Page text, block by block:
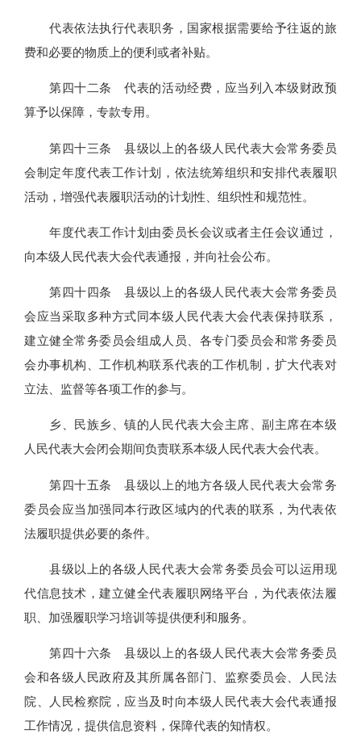
代表依法执行代表职务，国家根据需要给予往返的旅
费和必要的物质上的便利或者补贴。
第四十二条 代表的活动经费，应当列入本级财政预
算予以保障，专款专用。
第四十三条 县级以上的各级人民代表大会常务委员
会制定年度代表工作计划，依法统筹组织和安排代表履职
活动，增强代表履职活动的计划性、组织性和规范性。
年度代表工作计划由委员长会议或者主任会议通过，
向本级人民代表大会代表通报，并向社会公布。
第四十四条 县级以上的各级人民代表大会常务委员
会应当采取多种方式同本级人民代表大会代表保持联系，
建立健全常务委员会组成人员、各专门委员会和常务委员
会办事机构、工作机构联系代表的工作机制，扩大代表对
立法、监督等各项工作的参与。
乡、民族乡、镇的人民代表大会主席、副主席在本级
人民代表大会闭会期间负责联系本级人民代表大会代表。
第四十五条 县级以上的地方各级人民代表大会常务
委员会应当加强同本行政区域内的代表的联系，为代表依
法履职提供必要的条件。
县级以上的各级人民代表大会常务委员会可以运用现
代信息技术，建立健全代表履职网络平台，为代表依法履
职、加强履职学习培训等提供便利和服务。
第四十六条 县级以上的各级人民代表大会常务委员
会和各级人民政府及其所属各部门、监察委员会、人民法
院、人民检察院，应当及时向本级人民代表大会代表通报
工作情况，提供信息资料，保障代表的知情权。